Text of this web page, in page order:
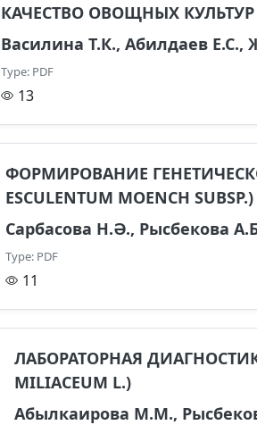
КАЧЕСТВО ОВОЩНЫХ
Василина Т.К., Абилдаев
Type: PDF
13
ФОРМИРОВАНИЕ
ESCULENTUM MOENCH
Сарбасова Н.Ә., Рысбекова
Type: PDF
11
ЛАБОРАТОРНАЯ
MILIACEUM L.)
Абылкаирова М.М.,